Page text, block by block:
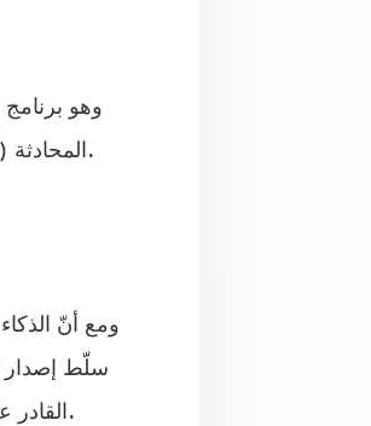
المحادثة (تشات روبوتس)، وأعلنت مجموعة "ماونتن فيو" إطلاق أول نسخة منه عام 2021.
ومع أنّ
سلّط إصدار
القادر على إنشاء محتوى أو نص أو رمز أو صورة أو صوت، استناداً إلى البيانات المُتاحة له.